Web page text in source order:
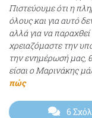
Πιστεύουμε ότι η
όλους και για αυτό
αλλά για να
χρειαζόμαστε την
την ενημέρωσή μας,
είσαι ο Μαρινάκης
πώς
6